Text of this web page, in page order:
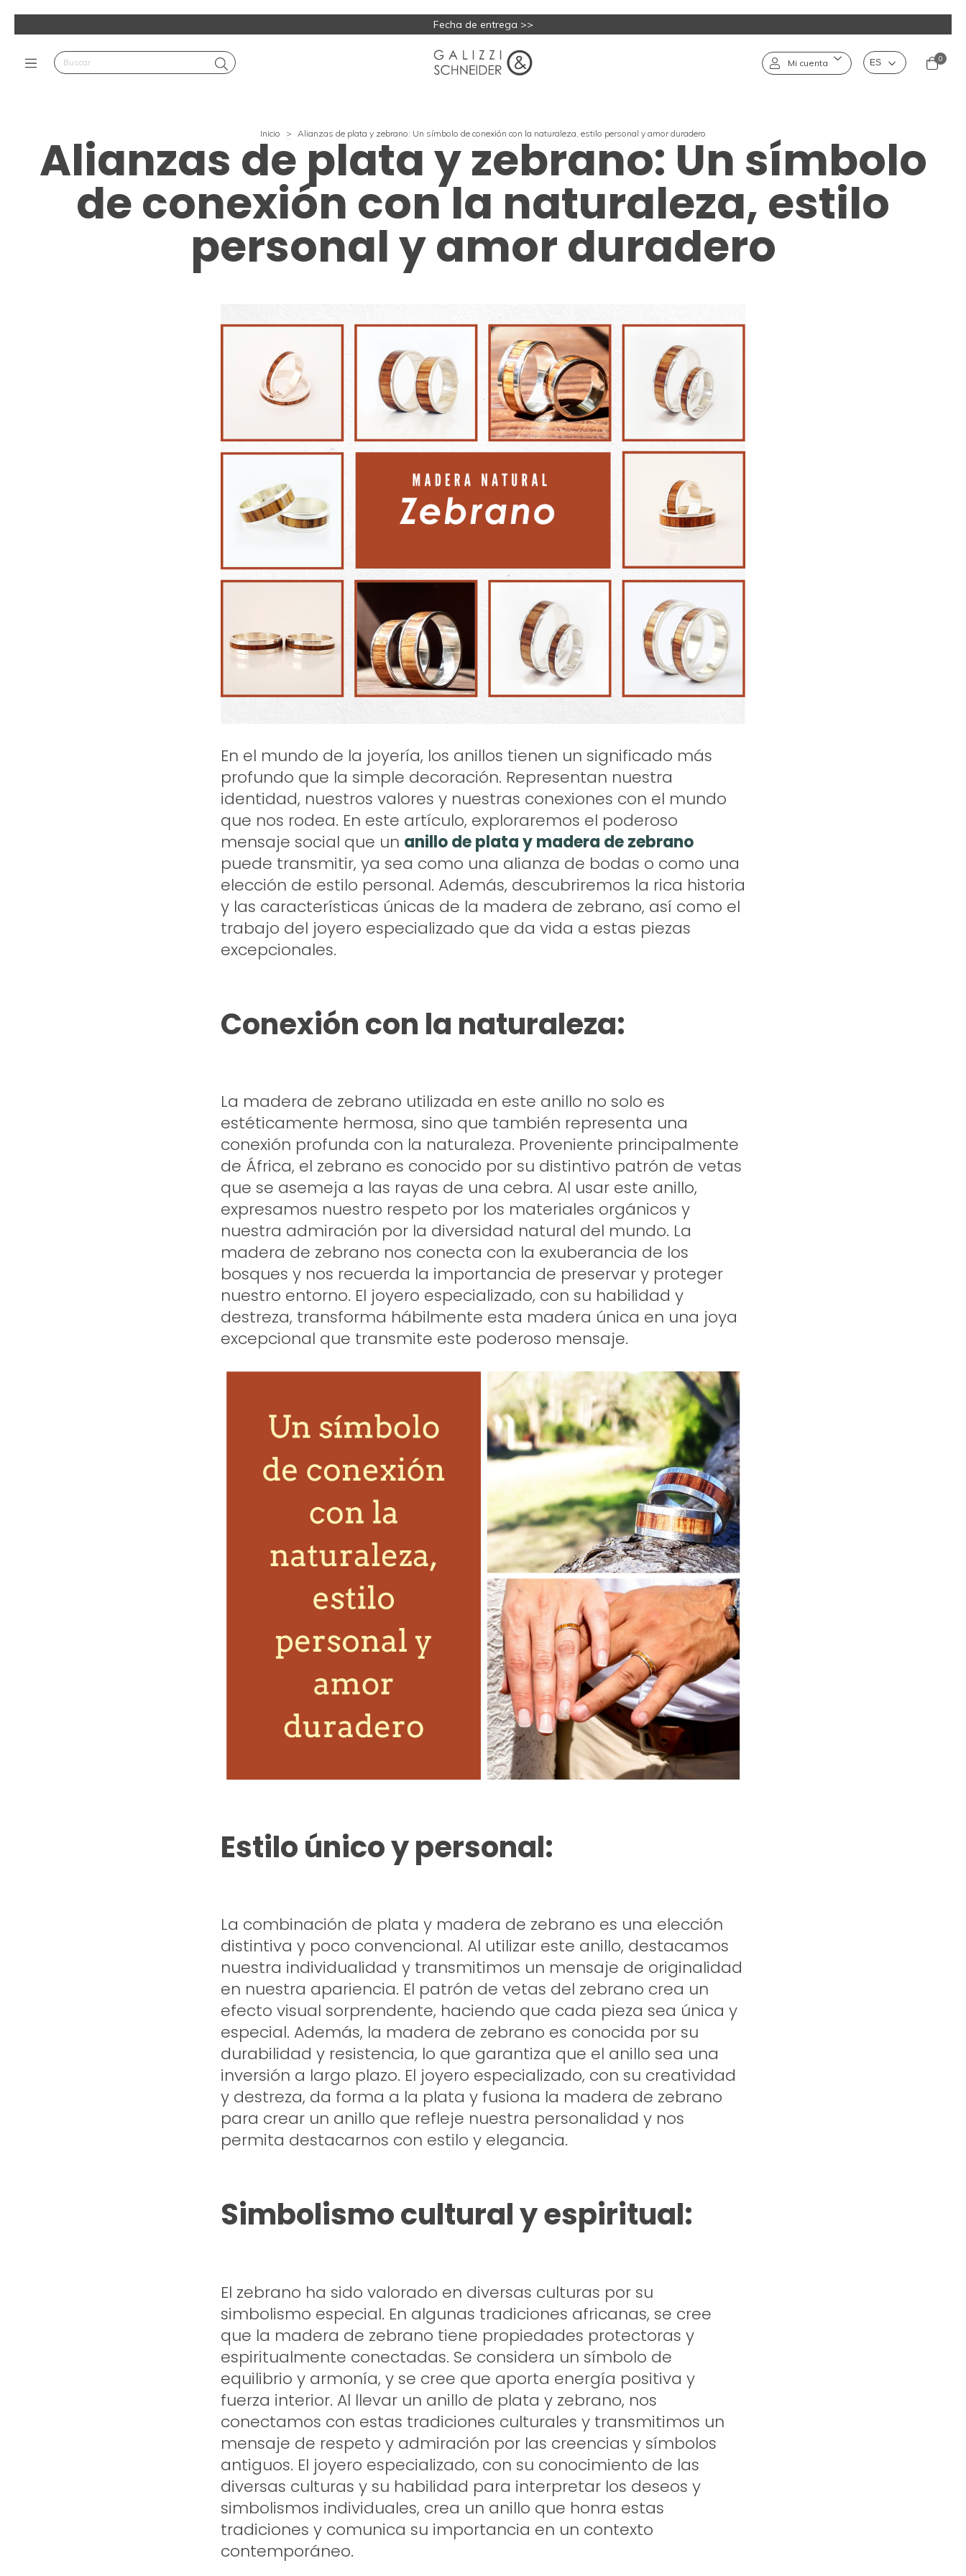
Fecha de entrega >>
Mi cuenta 0
Inicio > Alianzas de plata y zebrano: Un símbolo de conexión con la naturaleza, estilo personal y amor duradero
Alianzas de plata y zebrano: Un símbolo
de conexión con la naturaleza, estilo
personal y amor duradero
En el mundo de la joyería, los anillos tienen un significado más
profundo que la simple decoración. Representan nuestra
identidad, nuestros valores y nuestras conexiones con el mundo
que nos rodea. En este artículo, exploraremos el poderoso
mensaje social que un anillo de plata y madera de zebrano
puede transmitir, ya sea como una alianza de bodas o como una
elección de estilo personal. Además, descubriremos la rica historia
y las características únicas de la madera de zebrano, así como el
trabajo del joyero especializado que da vida a estas piezas
excepcionales.
Conexión con la naturaleza:
La madera de zebrano utilizada en este anillo no solo es
estéticamente hermosa, sino que también representa una
conexión profunda con la naturaleza. Proveniente principalmente
de África, el zebrano es conocido por su distintivo patrón de vetas
que se asemeja a las rayas de una cebra. Al usar este anillo,
expresamos nuestro respeto por los materiales orgánicos y
nuestra admiración por la diversidad natural del mundo. La
madera de zebrano nos conecta con la exuberancia de los
bosques y nos recuerda la importancia de preservar y proteger
nuestro entorno. El joyero especializado, con su habilidad y
destreza, transforma hábilmente esta madera única en una joya
excepcional que transmite este poderoso mensaje.
Estilo único y personal:
La combinación de plata y madera de zebrano es una elección
distintiva y poco convencional. Al utilizar este anillo, destacamos
nuestra individualidad y transmitimos un mensaje de originalidad
en nuestra apariencia. El patrón de vetas del zebrano crea un
efecto visual sorprendente, haciendo que cada pieza sea única y
especial. Además, la madera de zebrano es conocida por su
durabilidad y resistencia, lo que garantiza que el anillo sea una
inversión a largo plazo. El joyero especializado, con su creatividad
y destreza, da forma a la plata y fusiona la madera de zebrano
para crear un anillo que refleje nuestra personalidad y nos
permita destacarnos con estilo y elegancia.
Simbolismo cultural y espiritual:
El zebrano ha sido valorado en diversas culturas por su
simbolismo especial. En algunas tradiciones africanas, se cree
que la madera de zebrano tiene propiedades protectoras y
espiritualmente conectadas. Se considera un símbolo de
equilibrio y armonía, y se cree que aporta energía positiva y
fuerza interior. Al llevar un anillo de plata y zebrano, nos
conectamos con estas tradiciones culturales y transmitimos un
mensaje de respeto y admiración por las creencias y símbolos
antiguos. El joyero especializado, con su conocimiento de las
diversas culturas y su habilidad para interpretar los deseos y
simbolismos individuales, crea un anillo que honra estas
tradiciones y comunica su importancia en un contexto
contemporáneo.